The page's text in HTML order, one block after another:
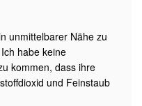
unmittelbarer Nähe zu
habe keine
kommen, dass ihre
und Feinstaub